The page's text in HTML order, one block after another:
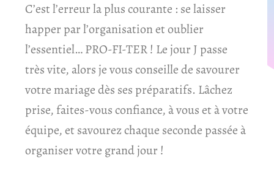
C’est l’erreur la plus courante : se laisser
happer par l’organisation et oublier
l’essentiel… PRO-FI-TER ! Le jour J passe
très vite, alors je vous conseille de savourer
votre mariage dès ses préparatifs. Lâchez
prise, faites-vous confiance, à vous et à votre
équipe, et savourez chaque seconde passée à
organiser votre grand jour !